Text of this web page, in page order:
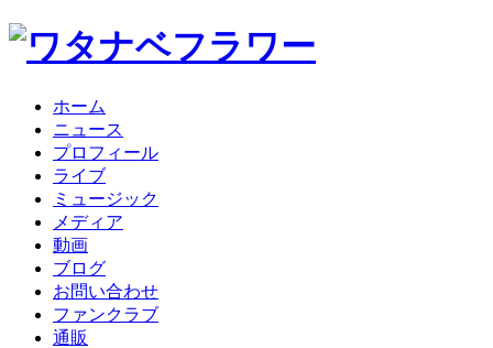
ホーム
ニュース
プロフィール
ライブ
ミュージック
メディア
動画
ブログ
お問い合わせ
ファンクラブ
通販